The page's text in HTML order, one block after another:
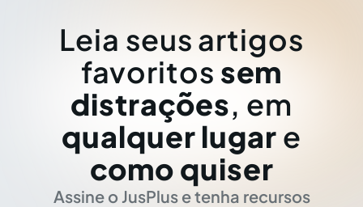
Leia seus artigos
favoritos sem
distrações, em
qualquer lugar e
como quiser
Assine o JusPlus e tenha recursos